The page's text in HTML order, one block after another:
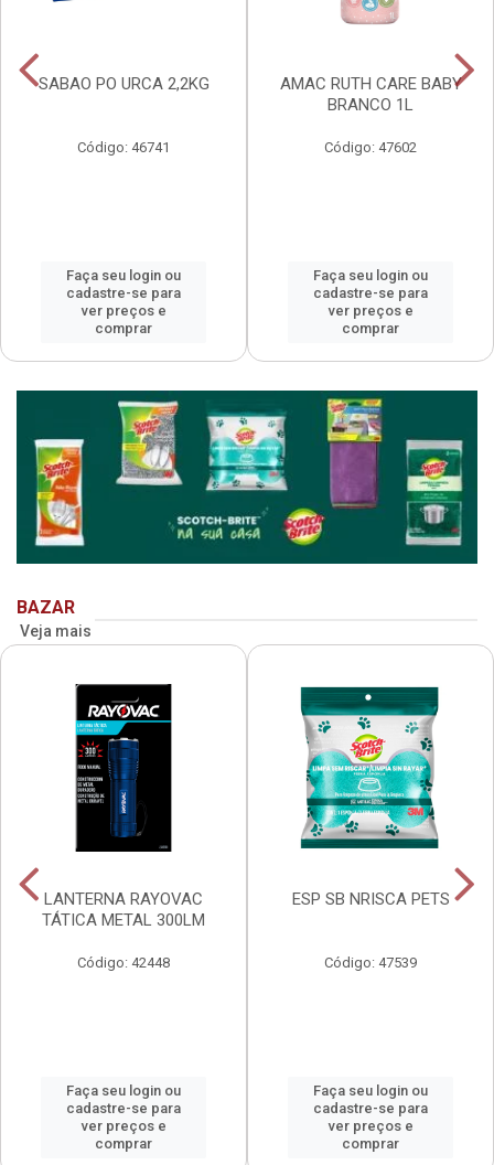
SABAO PO URCA 2,2KG
Código: 46741
Faça seu login ou
cadastre-se para
ver preços e
comprar
AMAC RUTH CARE BABY
BRANCO 1L
Código: 47602
Faça seu login ou
cadastre-se para
ver preços e
comprar
BAZAR
Veja mais
LANTERNA RAYOVAC
TÁTICA METAL 300LM
Código: 42448
Faça seu login ou
cadastre-se para
ver preços e
comprar
ESP SB NRISCA PETS
Código: 47539
Faça seu login ou
cadastre-se para
ver preços e
comprar